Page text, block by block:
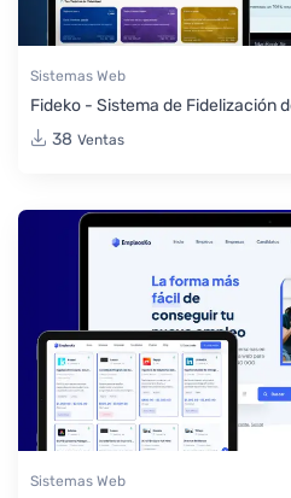
Sistemas Web
Fideko - Sistema de Fidelización
38 Ventas
Sistemas Web